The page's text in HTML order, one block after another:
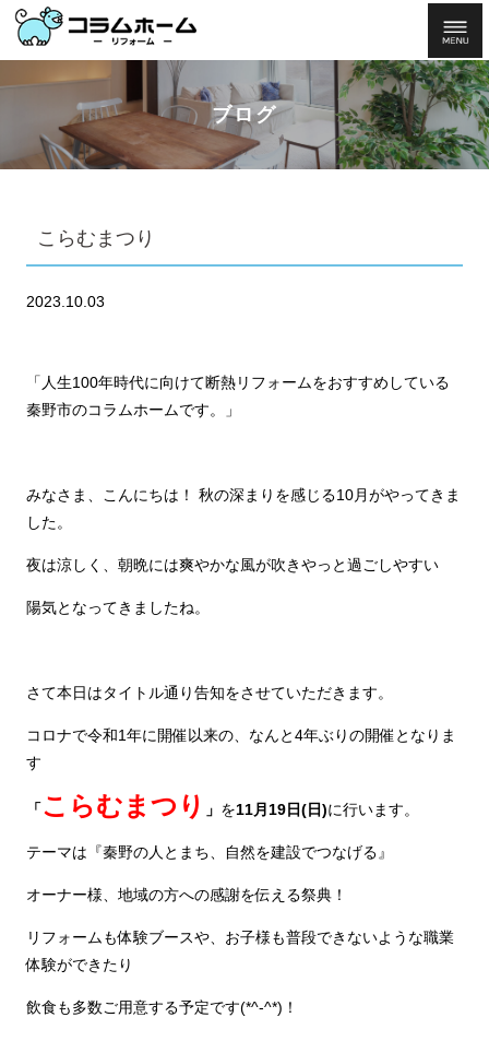
ブログ
こらむまつり
2023.10.03
「人生100年時代に向けて断熱リフォームをおすすめしている
秦野市のコラムホームです。」
みなさま、こんにちは！ 秋の深まりを感じる10月がやってきま
した。
夜は涼しく、朝晩には爽やかな風が吹きやっと過ごしやすい
陽気となってきましたね。
さて本日はタイトル通り告知をさせていただきます。
コロナで令和1年に開催以来の、なんと4年ぶりの開催となりま
す
「こらむまつり 」 を11月19日(日)に行います。
テーマは『秦野の人とまち、自然を建設でつなげる』
オーナー様、地域の方への感謝を伝える祭典！
リフォームも体験ブースや、お子様も普段できないような職業
体験ができたり
飲食も多数ご用意する予定です(*^-^*)！